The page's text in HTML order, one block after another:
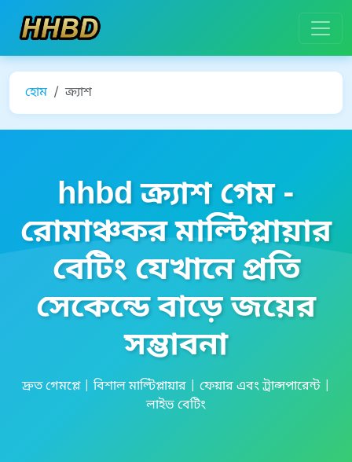
হোম ক্র্যাশ
hhbd ক্র্যাশ গেম -
রোমাঞ্চকর মাল্টিপ্লায়ার
বেটিং যেখানে প্রতি
সেকেন্ডে বাড়ে জয়ের
সম্ভাবনা
দ্রুত গেমপ্লে | বিশাল মাল্টিপ্লায়ার | ফেয়ার এবং ট্রান্সপারেন্ট |
লাইভ বেটিং